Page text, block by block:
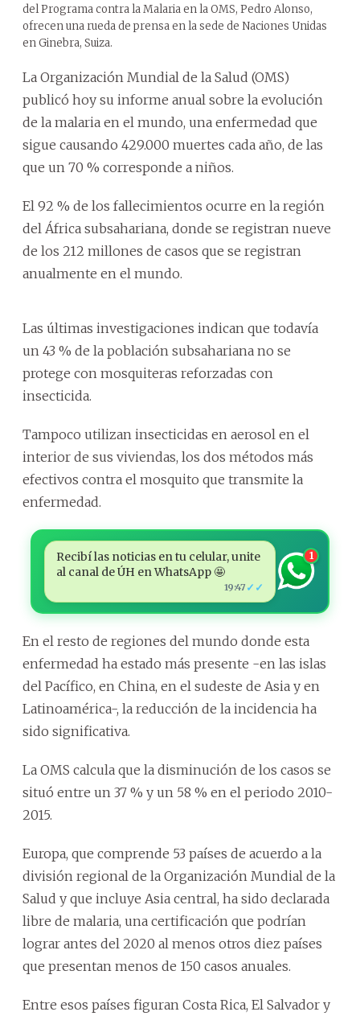
del Programa contra la Malaria en la OMS, Pedro Alonso,
ofrecen una rueda de prensa en la sede de Naciones Unidas
en Ginebra, Suiza.
La Organización Mundial de la Salud (OMS)
publicó hoy su informe anual sobre la evolución
de la malaria en el mundo, una enfermedad que
sigue causando 429.000 muertes cada año, de las
que un 70 % corresponde a niños.
El 92 % de los fallecimientos ocurre en la región
del África subsahariana, donde se registran nueve
de los 212 millones de casos que se registran
anualmente en el mundo.
Las últimas investigaciones indican que todavía
un 43 % de la población subsahariana no se
protege con mosquiteras reforzadas con
insecticida.
Tampoco utilizan insecticidas en aerosol en el
interior de sus viviendas, los dos métodos más
efectivos contra el mosquito que transmite la
enfermedad.
Recibí las noticias en tu celular, unite
al canal de ÚH en WhatsApp 🤩
19:47 ✓✓
1
En el resto de regiones del mundo donde esta
enfermedad ha estado más presente -en las islas
del Pacífico, en China, en el sudeste de Asia y en
Latinoamérica-, la reducción de la incidencia ha
sido significativa.
La OMS calcula que la disminución de los casos se
situó entre un 37 % y un 58 % en el periodo 2010-
2015.
Europa, que comprende 53 países de acuerdo a la
división regional de la Organización Mundial de la
Salud y que incluye Asia central, ha sido declarada
libre de malaria, una certificación que podrían
lograr antes del 2020 al menos otros diez países
que presentan menos de 150 casos anuales.
Entre esos países figuran Costa Rica, El Salvador y